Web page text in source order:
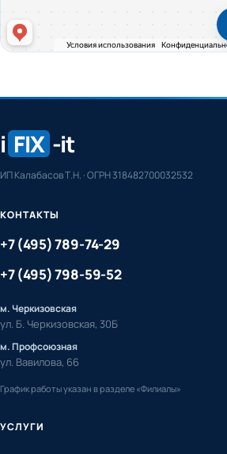
i FIX -it
ИП Калабасов Т.Н. · ОГРН 318482700032532
УСЛУГИ
КОНТАКТЫ
+7 (495) 789-74-29
+7 (495) 798-59-52
м. Черкизовская
ул. Б. Черкизовская, 30Б
м. Профсоюзная
ул. Вавилова, 66
График работы указан в разделе «Филиалы»